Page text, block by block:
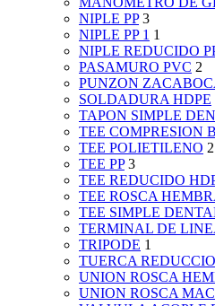
NIPLE PP 3
NIPLE PP 1 1
NIPLE REDUCIDO
PASAMURO PVC 2
PUNZON
SOLDADURA HDPE
TAPON SIMPLE
TEE COMPRESION
TEE POLIETILENO 2
TEE PP 3
TEE REDUCIDO
TEE ROSCA
TEE SIMPLE
TERMINAL DE
TRIPODE 1
TUERCA
UNION ROSCA
UNION ROSCA